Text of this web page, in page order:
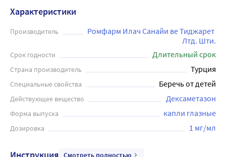
Характеристики
Производитель
Ромфарм Илач Санайи ве Тиджарет
Лтд. Шти.
Срок годности Длительный срок
Страна производитель Турция
Специальные свойства Беречь от детей
Действующее вещество Дексаметазон
Форма выпуска капли глазные
Дозировка 1 мг/мл
Смотреть полностью